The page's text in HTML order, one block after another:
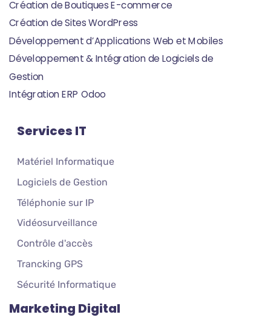
Création de Boutiques E-commerce
Création de Sites WordPress
Développement d’Applications Web et Mobiles
Développement & Intégration de Logiciels de
Gestion
Intégration ERP Odoo
Services IT
Matériel Informatique
Logiciels de Gestion
Téléphonie sur IP
Vidéosurveillance
Contrôle d'accès
Trancking GPS
Sécurité Informatique
Marketing Digital